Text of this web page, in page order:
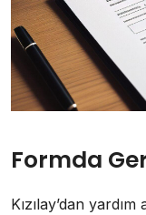
Formda
Kızılay’dan